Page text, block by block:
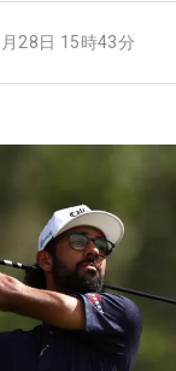
28日 15時43分